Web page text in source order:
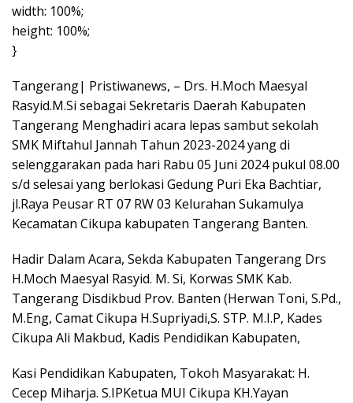
width: 100%;
height: 100%;
}
Tangerang| Pristiwanews, – Drs. H.Moch Maesyal
Rasyid.M.Si sebagai Sekretaris Daerah Kabupaten
Tangerang Menghadiri acara lepas sambut sekolah
SMK Miftahul Jannah Tahun 2023-2024 yang di
selenggarakan pada hari Rabu 05 Juni 2024 pukul 08.00
s/d selesai yang berlokasi Gedung Puri Eka Bachtiar,
jl.Raya Peusar RT 07 RW 03 Kelurahan Sukamulya
Kecamatan Cikupa kabupaten Tangerang Banten.
Hadir Dalam Acara, Sekda Kabupaten Tangerang Drs
H.Moch Maesyal Rasyid. M. Si, Korwas SMK Kab.
Tangerang Disdikbud Prov. Banten (Herwan Toni, S.Pd.,
M.Eng, Camat Cikupa H.Supriyadi,S. STP. M.I.P, Kades
Cikupa Ali Makbud, Kadis Pendidikan Kabupaten,
Kasi Pendidikan Kabupaten, Tokoh Masyarakat: H.
Cecep Miharja. S.IPKetua MUI Cikupa KH.Yayan